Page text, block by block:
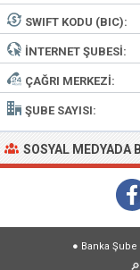
SWIFT KODU (BIC):
İNTERNET ŞUBESI:
ÇAĞRI MERKEZI:
ŞUBE SAYISI:
SOSYAL MEDYADA
● Banka Şube
🔎